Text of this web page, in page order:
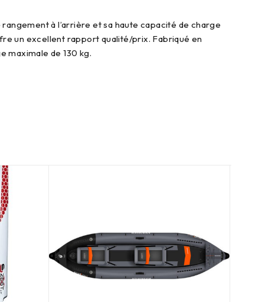
à l’arrière et sa haute capacité de charge
un excellent rapport qualité/prix. Fabriqué en
maximale de 130 kg.